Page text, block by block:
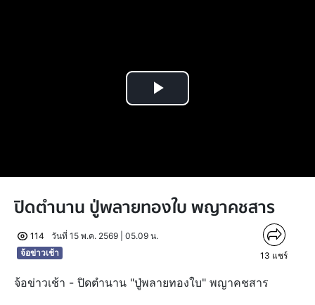
Play
ปิดตำนาน ปู่พลายทองใบ พญาคชสาร
114
วันที่ 15 พ.ค. 2569 | 05.09 น.
จ้อข่าวเช้า
13 แชร์
จ้อข่าวเช้า - ปิดตำนาน "ปู่พลายทองใบ" พญาคชสาร